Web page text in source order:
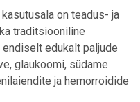
on teadus- ja
traditsiooniline
endiselt edukalt paljude
glaukoomi, südame
ja hemorroidide